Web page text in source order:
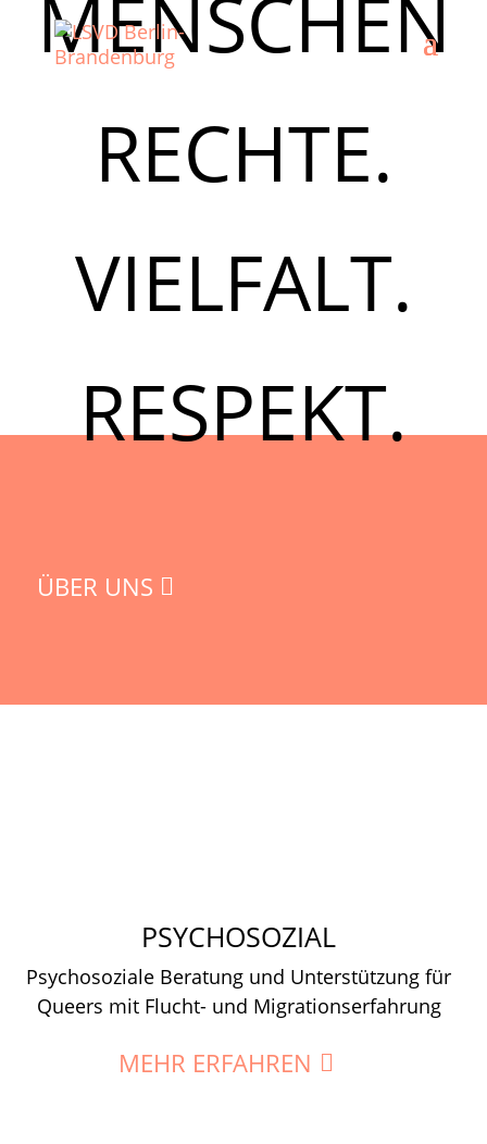
MENSCHEN
RECHTE.
VIELFALT.
RESPEKT.
ÜBER UNS
PSYCHOSOZIAL
Psychosoziale Beratung und Unterstützung für
Queers mit Flucht- und Migrationserfahrung
MEHR ERFAHREN